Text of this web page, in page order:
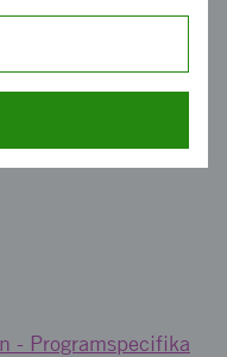
- Programspecifika